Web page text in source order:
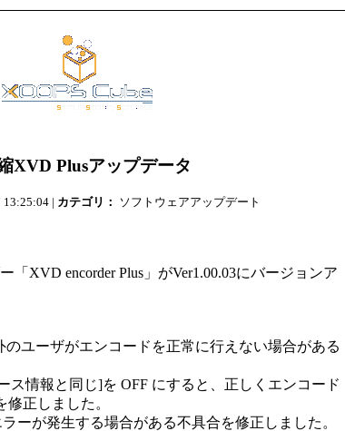
XVD Plusアップデータ
| カテゴリ： ソフトウェアアップデート
XVD encorder Plus」がVer1.00.03にバージョンア
ユーザがエンコードを正常に行えない場合がある
ス情報と同じ]を OFF にすると、正しくエンコード
正しました。
ーが発生する場合がある不具合を修正しました。